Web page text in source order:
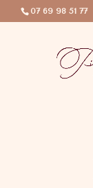
07 69 98 51 77